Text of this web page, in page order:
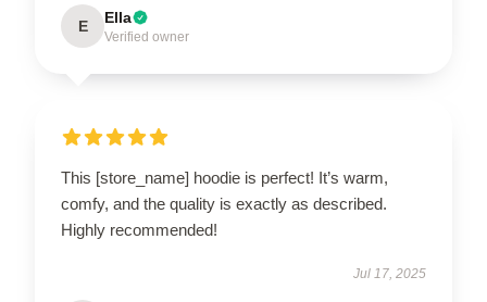
E Ella
Verified owner
This [store_name] hoodie is perfect! It’s warm,
comfy, and the quality is exactly as described.
Highly recommended!
Jul 17, 2025